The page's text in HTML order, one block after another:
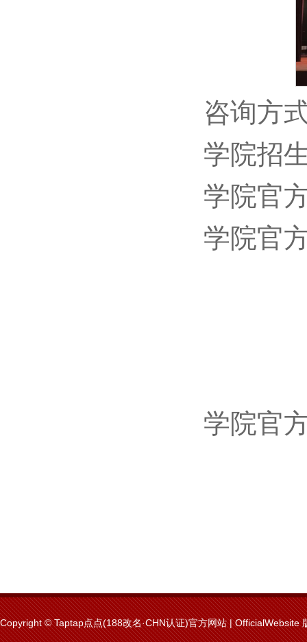
咨询方
学院招
学院官
学院官
学院官
Copyright © Taptap点点(188改名·CHN认证)官方网站 | OfficialWebsite